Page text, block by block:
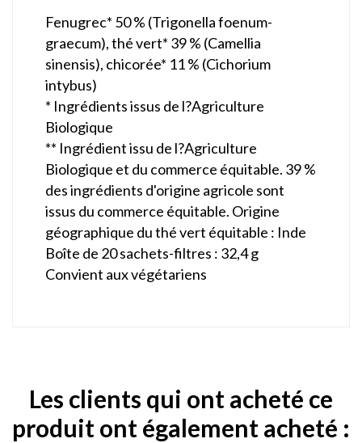
Fenugrec* 50 % (Trigonella foenum-
graecum), thé vert* 39 % (Camellia
sinensis), chicorée* 11 % (Cichorium
intybus)
* Ingrédients issus de l?Agriculture
Biologique
** Ingrédient issu de l?Agriculture
Biologique et du commerce équitable. 39 %
des ingrédients d'origine agricole sont
issus du commerce équitable. Origine
géographique du thé vert équitable : Inde
Boîte de 20 sachets-filtres : 32,4 g
Convient aux végétariens
Les clients qui ont acheté ce
produit ont également acheté :